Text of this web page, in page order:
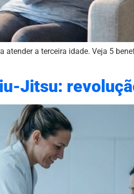
a terceira idade. Veja 5
Jitsu: